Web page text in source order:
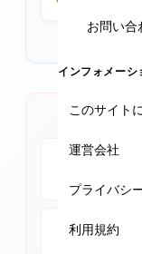
お問い合
インフォメーシ
このサイト
運営会社
プライバシ
利用規約
めも販売。
【休業のお知らせ
に勝手ながら、
Instagram